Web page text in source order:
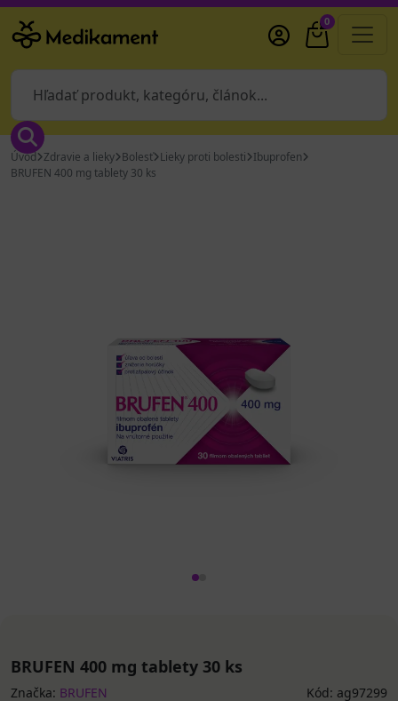
0
Úvod Zdravie a lieky Bolesť Lieky proti bolesti Ibuprofen
BRUFEN 400 mg tablety 30 ks
BRUFEN 400 mg tablety 30 ks
Značka: BRUFEN Kód: ag97299